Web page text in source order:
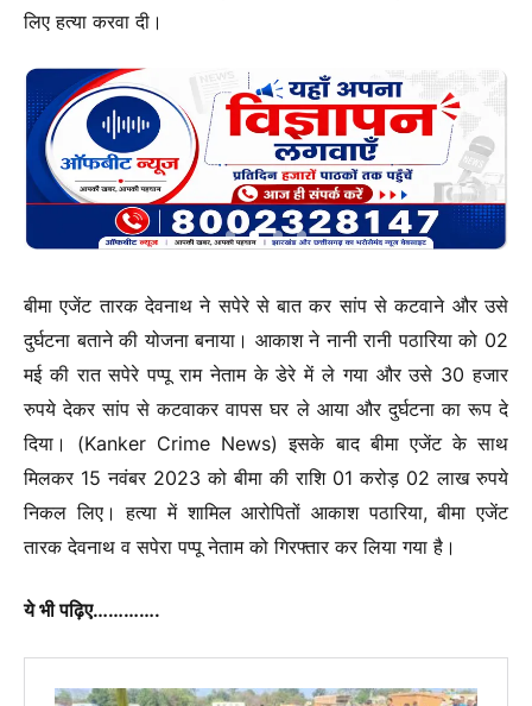
लिए हत्या करवा दी।
बीमा एजेंट तारक देवनाथ ने सपेरे से बात कर सांप से कटवाने और उसे
दुर्घटना बताने की योजना बनाया। आकाश ने नानी रानी पठारिया को 02
मई की रात सपेरे पप्पू राम नेताम के डेरे में ले गया और उसे 30 हजार
रुपये देकर सांप से कटवाकर वापस घर ले आया और दुर्घटना का रूप दे
दिया। (Kanker Crime News) इसके बाद बीमा एजेंट के साथ
मिलकर 15 नवंबर 2023 को बीमा की राशि 01 करोड़ 02 लाख रुपये
निकल लिए। हत्या में शामिल आरोपितों आकाश पठारिया, बीमा एजेंट
तारक देवनाथ व सपेरा पप्पू नेताम को गिरफ्तार कर लिया गया है।
ये भी पढ़िए………….